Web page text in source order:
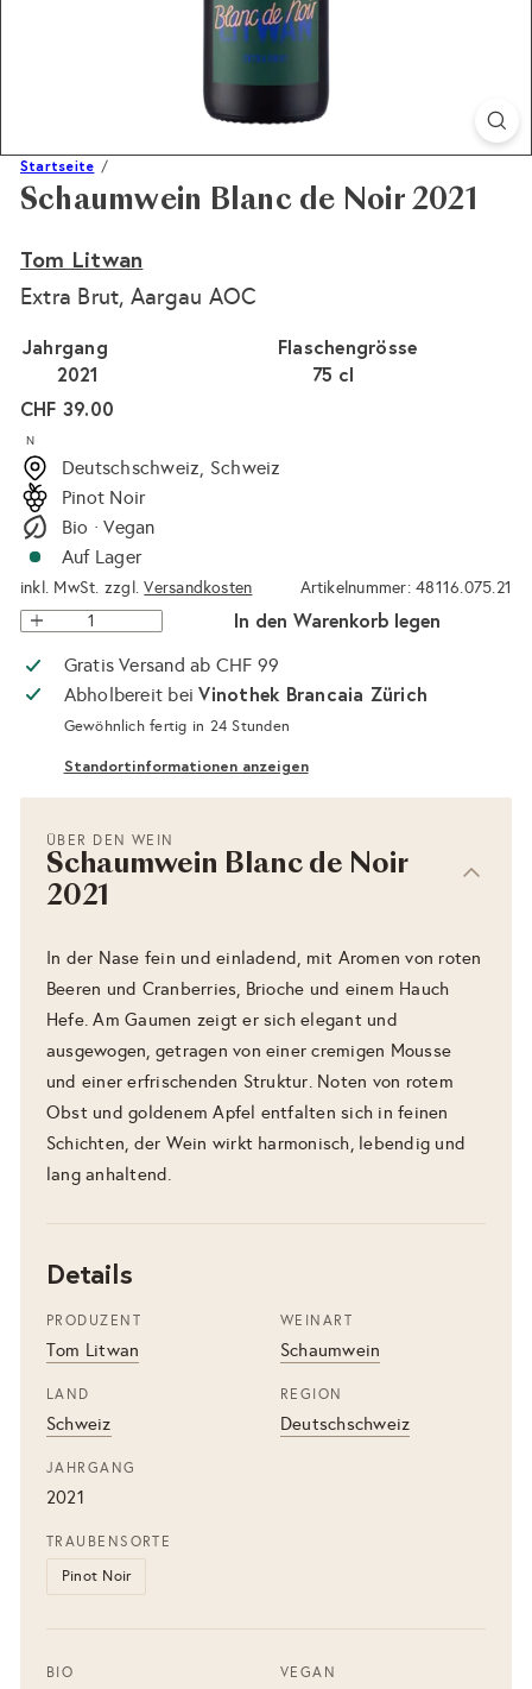
Startseite
Schaumwein Blanc de Noir 2021
Tom Litwan
Extra Brut, Aargau AOC
Flaschengrösse
75 cl
Jahrgang
2021
Normaler
Preis
CHF 39.00
N
Deutschschweiz, Schweiz
Pinot Noir
Bio · Vegan
Auf Lager
inkl. MwSt. zzgl.Versandkosten Artikelnummer: 48116.075.21
In den Warenkorb legen
Gratis Versand ab CHF 99
Abholbereit beiVinothek Brancaia Zürich
Gewöhnlich fertig in 24 Stunden
Standortinformationen anzeigen
ÜBER DEN WEIN
Schaumwein Blanc de Noir
2021
In der Nase fein und einladend, mit Aromen von roten
Beeren und Cranberries, Brioche und einem Hauch
Hefe. Am Gaumen zeigt er sich elegant und
ausgewogen, getragen von einer cremigen Mousse
und einer erfrischenden Struktur. Noten von rotem
Obst und goldenem Apfel entfalten sich in feinen
Schichten, der Wein wirkt harmonisch, lebendig und
lang anhaltend.
Details
PRODUZENT
Tom Litwan
WEINART
Schaumwein
LAND
Schweiz
REGION
Deutschschweiz
JAHRGANG
2021
TRAUBENSORTE
Pinot Noir
BIO VEGAN